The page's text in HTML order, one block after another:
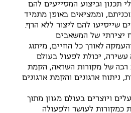
תכנון וביצוע המסייעים להם
וממציאים באופן מתמיד
שייסיעו להם ליצור ללא הרף.
יצירתי של המשאבים
לאורך כל החיים, מיתוג
יכולת לפעול בעולם
רבה של מקורות השראה, הקמת
ניתוח ארגונים והקמת ארגונים
ויוצרים בעולם מגוון מתוך
כמקורות לעושר ולפעולה